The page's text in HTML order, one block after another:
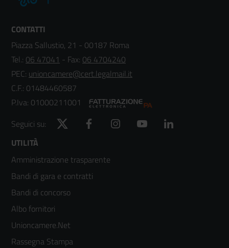
CONTATTI
Piazza Sallustio, 21 - 00187 Roma
Tel.: 06 47041 - Fax: 06 4704240
PEC: unioncamere@cert.legalmail.it
C.F.: 01484460587
P.Iva: 01000211001
Seguici su:
Twitter Facebook Instagram YouTube
Footer
menù
colonna
2
UTILITÀ
Amministrazione trasparente
Bandi di gara e contratti
Bandi di concorso
Albo fornitori
Unioncamere.Net
Rassegna Stampa